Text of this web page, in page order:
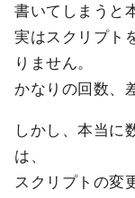
書いてしまうと
実はスクリプト
りません。
かなりの回数、
しかし、本当に
は、
スクリプトの変